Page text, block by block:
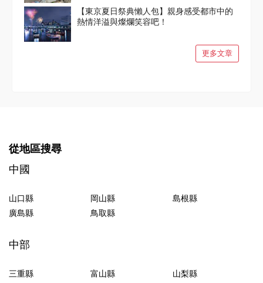
【東京夏日祭典懶人包】親身感受都市中的
熱情洋溢與燦爛笑容吧！
更多文章
從地區搜尋
中國
山口縣 岡山縣
島根縣
廣島縣
鳥取縣
中部
三重縣 富山縣
山梨縣